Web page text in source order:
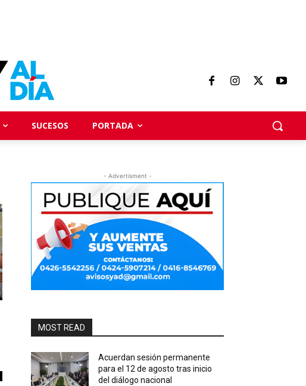
SUCESOS PORTADA
- Advertisment -
MOST READ
Acuerdan sesión permanente
para el 12 de agosto tras inicio
del diálogo nacional